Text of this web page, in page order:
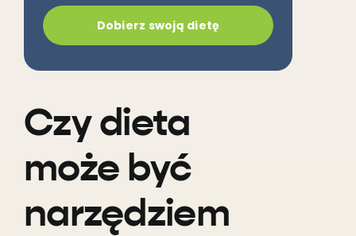
Dobierz swoją dietę
Czy dieta
może być
narzędziem